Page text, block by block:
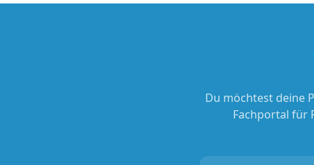
Du möchtest deine
Fachportal für